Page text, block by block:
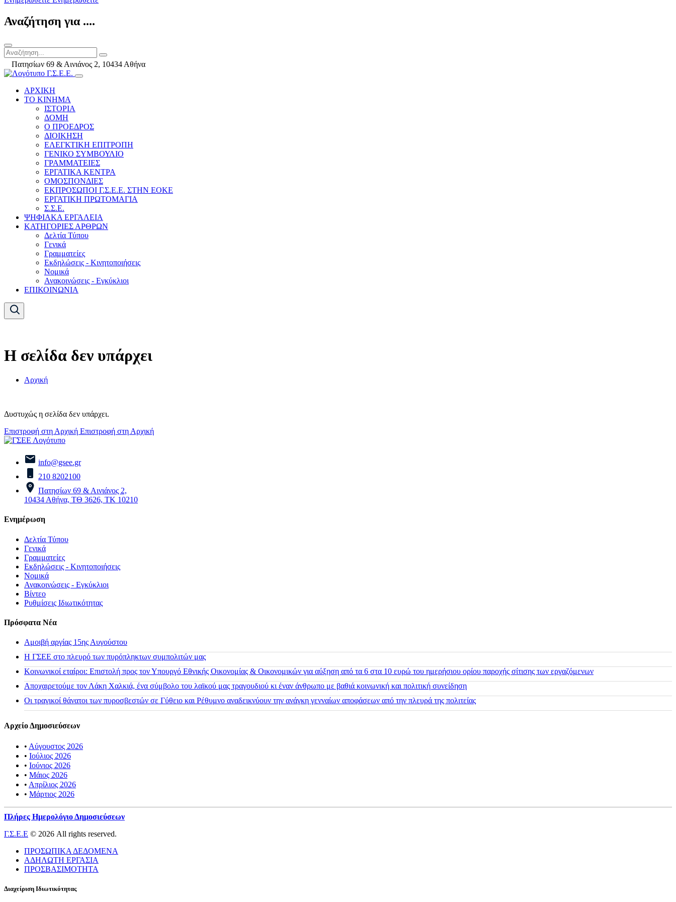
Αναζήτηση για ....
Πατησίων 69 & Αινιάνος 2, 10434 Αθήνα
ΑΡΧΙΚΗ
ΤΟ ΚΙΝΗΜΑ
ΙΣΤΟΡΙΑ
ΔΟΜΗ
Ο ΠΡΟΕΔΡΟΣ
ΔΙΟΙΚΗΣΗ
ΕΛΕΓΚΤΙΚΗ ΕΠΙΤΡΟΠΗ
ΓΕΝΙΚΟ ΣΥΜΒΟΥΛΙΟ
ΓΡΑΜΜΑΤΕΙΕΣ
ΕΡΓΑΤΙΚΑ ΚΕΝΤΡΑ
ΟΜΟΣΠΟΝΔΙΕΣ
ΕΚΠΡΟΣΩΠΟΙ Γ.Σ.Ε.Ε. ΣΤΗΝ ΕΟΚΕ
ΕΡΓΑΤΙΚΗ ΠΡΩΤΟΜΑΓΙΑ
Σ.Σ.Ε.
ΨΗΦΙΑΚΑ ΕΡΓΑΛΕΙΑ
ΚΑΤΗΓΟΡΙΕΣ ΑΡΘΡΩΝ
Δελτία Τύπου
Γενικά
Γραμματείες
Εκδηλώσεις - Κινητοποιήσεις
Νομικά
Ανακοινώσεις - Εγκύκλιοι
ΕΠΙΚΟΙΝΩΝΙΑ
Η σελίδα δεν υπάρχει
Αρχική
Δυστυχώς η σελίδα δεν υπάρχει.
Επιστροφή στη Αρχική Επιστροφή στη Αρχική
info@gsee.gr
210 8202100
Πατησίων 69 & Αινιάνος 2,
10434 Αθήνα, ΤΘ 3626, ΤΚ 10210
Ενημέρωση
Δελτία Τύπου
Γενικά
Γραμματείες
Εκδηλώσεις - Κινητοποιήσεις
Νομικά
Ανακοινώσεις - Εγκύκλιοι
Βίντεο
Ρυθμίσεις Ιδιωτικότητας
Πρόσφατα Νέα
Αμοιβή αργίας 15ης Αυγούστου
H ΓΣΕΕ στο πλευρό των πυρόπληκτων συμπολιτών μας
Κοινωνικοί εταίροι: Επιστολή προς τον Υπουργό Εθνικής Οικονομίας & Οικονομικών για αύξηση από τα 6 στα 10 ευρώ του ημερήσιου ορίου παροχής σίτισης των εργαζόμενων
Αποχαιρετούμε τον Λάκη Χαλκιά, ένα σύμβολο του λαϊκού μας τραγουδιού κι έναν άνθρωπο με βαθιά κοινωνική και πολιτική συνείδηση
Οι τραγικοί θάνατοι των πυροσβεστών σε Γύθειο και Ρέθυμνο αναδεικνύουν την ανάγκη γενναίων αποφάσεων από την πλευρά της πολιτείας
Αρχείο Δημοσιεύσεων
• Αύγουστος 2026
• Ιούλιος 2026
• Ιούνιος 2026
• Μάιος 2026
• Απρίλιος 2026
• Μάρτιος 2026
Πλήρες Ημερολόγιο Δημοσιεύσεων
Γ.Σ.Ε.Ε © 2026 All rights reserved.
ΠΡΟΣΩΠΙΚΑ ΔΕΔΟΜΕΝΑ
ΑΔΗΛΩΤΗ ΕΡΓΑΣΙΑ
ΠΡΟΣΒΑΣΙΜΟΤΗΤΑ
Διαχείριση Ιδιωτικότητας